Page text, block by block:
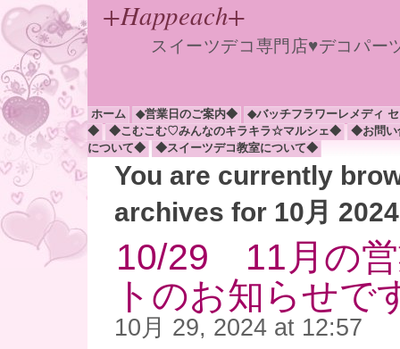
+Happeach+
スイーツデコ専門店♥デコパ
ホーム ◆営業日のご案内◆
◆バッチフラワーレメディ
◆
◆こむこむ♡みんなのキラキラ☆マルシェ◆
◆お問
について◆
◆スイーツデコ教室について◆
You are currently
archives for 10月 2024
10/29 11月の
トのお知らせで
10月 29, 2024 at 12:57